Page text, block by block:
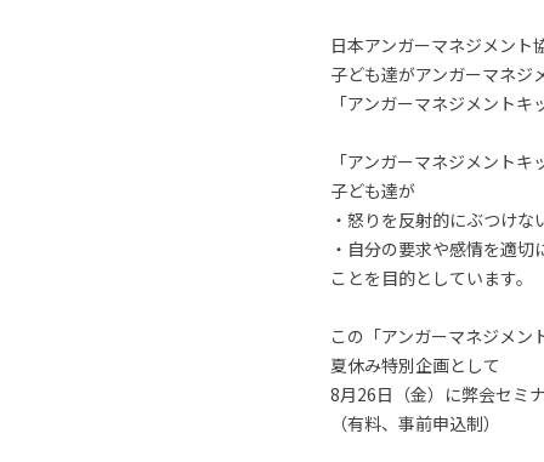
日本アンガーマネジメント
子ども達がアンガーマネジ
「アンガーマネジメント
「アンガーマネジメント
子ども達が
・怒りを反射的にぶつけな
・自分の要求や感情を適
ことを目的としています。
この「アンガーマネジメン
夏休み特別企画として
8月26日（金）に弊会セミ
（有料、事前申込制）